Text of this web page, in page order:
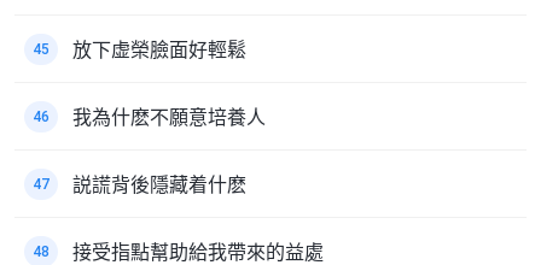
45 放下虚榮臉面好輕鬆
46 我為什麽不願意培養人
47 説謊背後隱藏着什麽
48 接受指點幫助給我帶來的益處